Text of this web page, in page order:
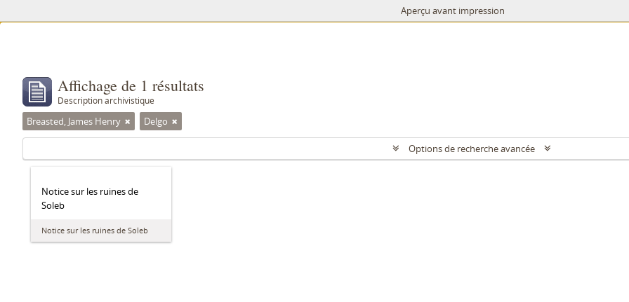
Aperçu avant impression
Affichage de 1 résultats
Description archivistique
Breasted, James Henry Delgo
Options de recherche avancée
Notice sur les ruines de
Soleb
Notice sur les ruines de Soleb